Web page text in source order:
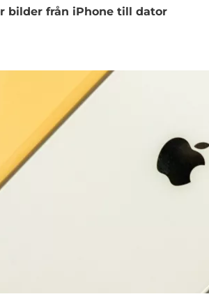
bilder från iPhone till dator